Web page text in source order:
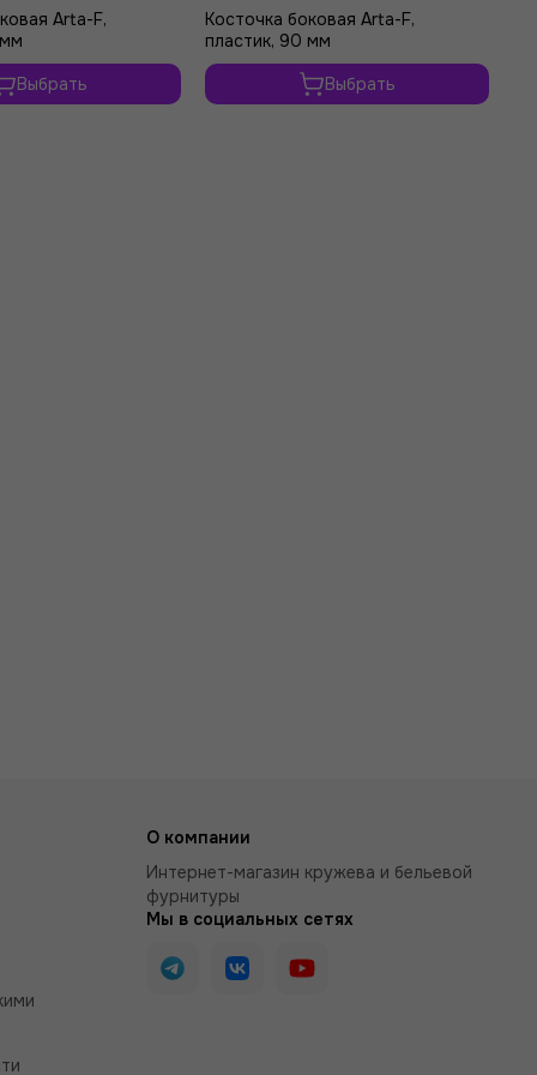
Arta-F,
Выбрать
Косточка боковая Arta-F,
пластик, 90 мм
Выбрать
О компании
Интернет-магазин кружева и бельевой
фурнитуры
Мы в социальных сетях